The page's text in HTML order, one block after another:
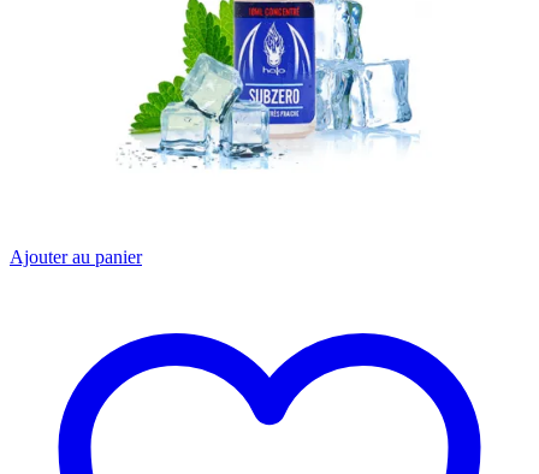
Ajouter au panier